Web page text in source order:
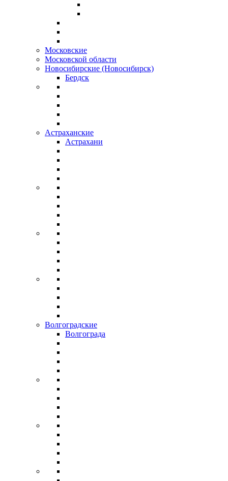
Московские
Московской области
Новосибирские (Новосибирск)
Бердск
Астраханские
Астрахани
Волгоградские
Волгограда